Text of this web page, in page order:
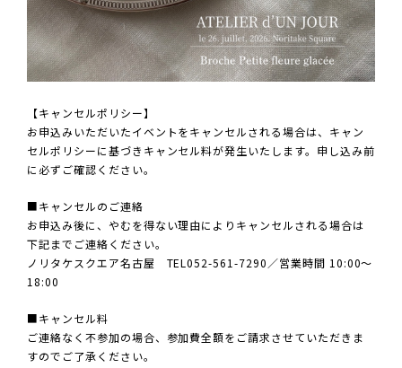
【キャンセルポリシー】
お申込みいただいたイベントをキャンセルされる場合は、キャン
セルポリシーに基づきキャンセル料が発生いたします。申し込み前
に必ずご確認ください。
■キャンセルのご連絡
お申込み後に、やむを得ない理由によりキャンセルされる場合は
下記までご連絡ください。
ノリタケスクエア名古屋 TEL052-561-7290／営業時間 10:00～
18:00
■キャンセル料
ご連絡なく不参加の場合、参加費全額をご請求させていただきま
すのでご了承ください。